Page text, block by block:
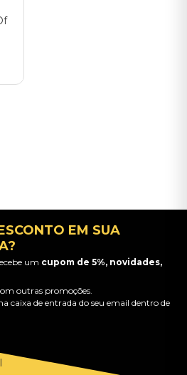
EM SUA
um cupom de 5%, novidades,
outras promoções.
caixa de entrada do seu email dentro de